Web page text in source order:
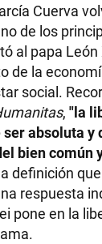
Cuerva
de los
al papa
de la
social.
, "la
absoluta y
bien común
definición
respuesta
pone en la